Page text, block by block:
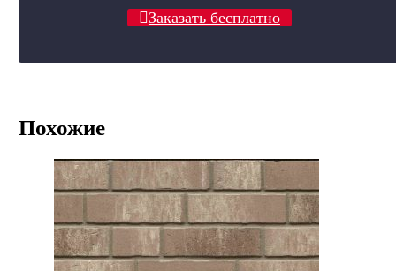
Заказать бесплатно
Похожие